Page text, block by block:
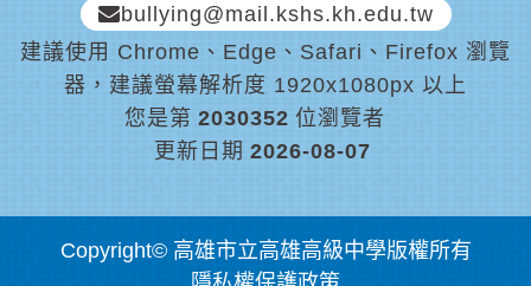
bullying@mail.kshs.kh.edu.tw
建議使用 Chrome、Edge、Safari、Firefox 瀏覽
器，建議螢幕解析度 1920x1080px 以上
您是第 2030352 位瀏覽者
更新日期 2026-08-07
Copyright© 高雄市立高雄高級中學版權所有